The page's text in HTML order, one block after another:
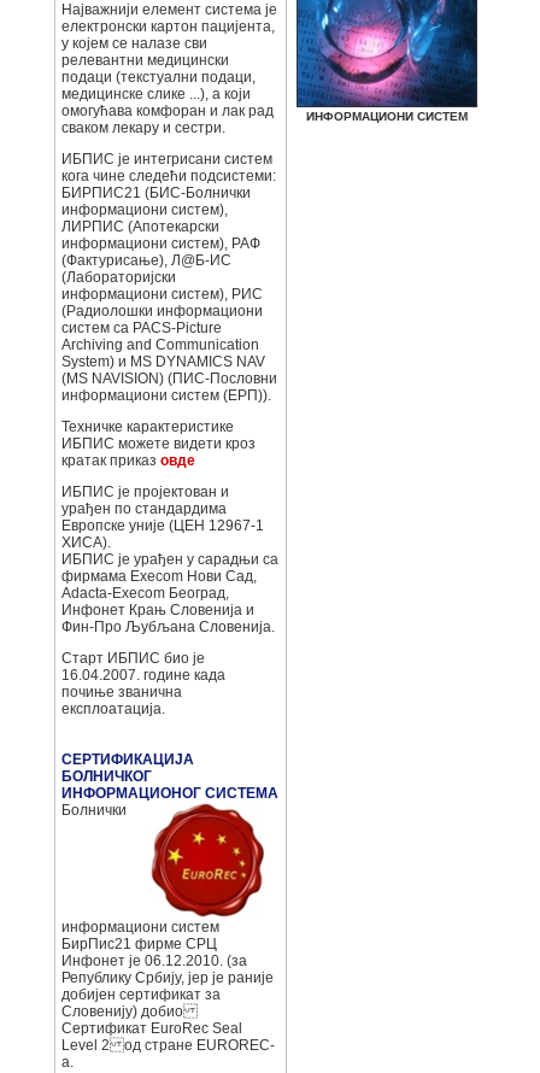
Најважнији елемент система је
електронски картон пацијента,
у којем се налазе сви
релевантни медицински
подаци (текстуални подаци,
медицинске слике ...), а који
омогућава комфоран и лак рад
сваком лекару и сестри.
ИБПИС је интегрисани систем
кога чине следећи подсистеми:
БИРПИС21 (БИС-Болнички
информациони систем),
ЛИРПИС (Апотекарски
информациони систем), РАФ
(Фактурисање), Л@Б-ИС
(Лабораторијски
информациони систем), РИС
(Радиолошки информациони
систем са PACS-Picture
Archiving and Communication
System) и MS DYNAMICS NAV
(MS NAVISION) (ПИС-Пословни
информациони систем (ЕРП)).
Техничке карактеристике
ИБПИС можете видети кроз
кратак приказ овде
ИБПИС је пројектован и
урађен по стандардима
Европске уније (ЦЕН 12967-1
ХИСА).
ИБПИС је урађен у сарадњи са
фирмама Execom Нови Сад,
Adacta-Execom Београд,
Инфонет Крањ Словенија и
Фин-Про Љубљана Словенија.
Старт ИБПИС био је
16.04.2007. године када
почиње званична
експлоатација.
СЕРТИФИКАЦИЈА
БОЛНИЧКОГ
ИНФОРМАЦИОНОГ СИСТЕМА
Болнички
информациони систем
БирПис21 фирме СРЦ
Инфонет је 06.12.2010. (за
Републику Србију, јер је раније
добијен сертификат за
Словенију) добио
Сертификат EuroRec Seal
Level 2 од стране EUROREC-
а.
ИНФОРМАЦИОНИ СИСТЕМ